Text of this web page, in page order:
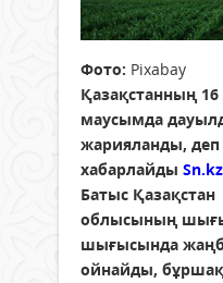
Фото: Pixabay
Қазақстанның
маусымда
жарияланды, деп
хабарлайды Sn.kz
Батыс Қазақстан
облысының
шығысында
ойнайды, бұршақ